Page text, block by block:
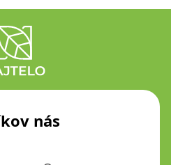
nás